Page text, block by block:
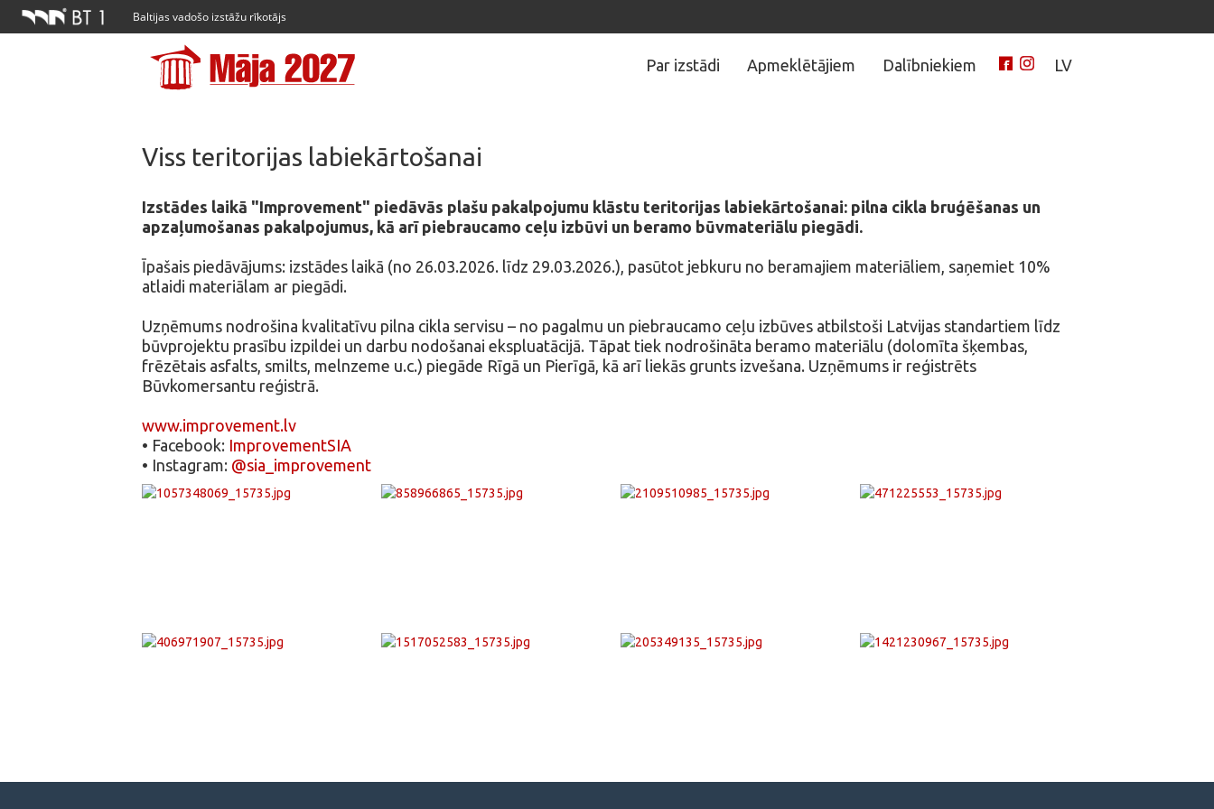
Baltijas vadošo izstāžu rīkotājs
Par izstādi Apmeklētājiem Dalībniekiem LV
Viss teritorijas labiekārtošanai
Izstādes laikā "Improvement" piedāvās plašu pakalpojumu klāstu teritorijas labiekārtošanai: pilna cikla bruģēšanas un
apzaļumošanas pakalpojumus, kā arī piebraucamo ceļu izbūvi un beramo būvmateriālu piegādi.
Īpašais piedāvājums: izstādes laikā (no 26.03.2026. līdz 29.03.2026.), pasūtot jebkuru no beramajiem materiāliem, saņemiet 10%
atlaidi materiālam ar piegādi.
Uzņēmums nodrošina kvalitatīvu pilna cikla servisu – no pagalmu un piebraucamo ceļu izbūves atbilstoši Latvijas standartiem līdz
būvprojektu prasību izpildei un darbu nodošanai ekspluatācijā. Tāpat tiek nodrošināta beramo materiālu (dolomīta šķembas,
frēzētais asfalts, smilts, melnzeme u.c.) piegāde Rīgā un Pierīgā, kā arī liekās grunts izvešana. Uzņēmums ir reģistrēts
Būvkomersantu reģistrā.
www.improvement.lv
• Facebook: ImprovementSIA
• Instagram: @sia_improvement